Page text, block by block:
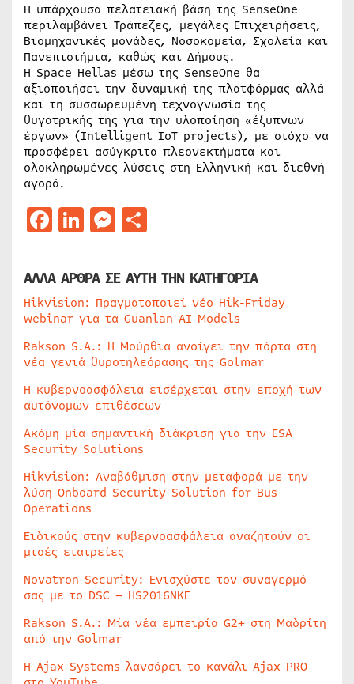
Η υπάρχουσα πελατειακή βάση της SenseOne
περιλαμβάνει Τράπεζες, μεγάλες Επιχειρήσεις,
Βιομηχανικές μονάδες, Νοσοκομεία, Σχολεία και
Πανεπιστήμια, καθώς και Δήμους.
Η Space Hellas μέσω της SenseOne θα
αξιοποιήσει την δυναμική της πλατφόρμας αλλά
και τη συσσωρευμένη τεχνογνωσία της
θυγατρικής της για την υλοποίηση «έξυπνων
έργων» (Intelligent IoT projects), με στόχο να
προσφέρει ασύγκριτα πλεονεκτήματα και
ολοκληρωμένες λύσεις στη Ελληνική και διεθνή
αγορά.
Facebook
LinkedIn
Messenger
ΑΛΛΑ ΑΡΘΡΑ ΣΕ ΑΥΤΗ ΤΗΝ ΚΑΤΗΓΟΡΙΑ
Hikvision: Πραγματοποιεί νέο Hik-Friday
webinar για τα Guanlan AI Models
Rakson S.A.: Η Μούρθια ανοίγει την πόρτα στη
νέα γενιά θυροτηλεόρασης της Golmar
Η κυβερνοασφάλεια εισέρχεται στην εποχή των
αυτόνομων επιθέσεων
Ακόμη μία σημαντική διάκριση για την ESA
Security Solutions
Hikvision: Αναβάθμιση στην μεταφορά με την
λύση Onboard Security Solution for Bus
Operations
Ειδικούς στην κυβερνοασφάλεια αναζητούν οι
μισές εταιρείες
Novatron Security: Ενισχύστε τον συναγερμό
σας με το DSC – HS2016NKE
Rakson S.A.: Μία νέα εμπειρία G2+ στη Μαδρίτη
από την Golmar
Η Ajax Systems λανσάρει το κανάλι Ajax PRO